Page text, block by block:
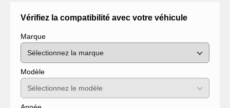
Vérifiez la compatibilité avec votre véhicule
Marque
Modèle